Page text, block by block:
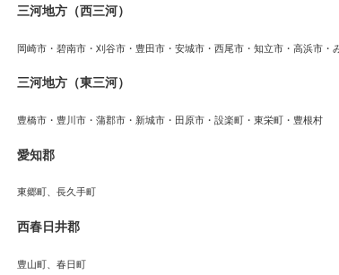
三河地方（西三河）
岡崎市・碧南市・刈谷市・豊田市・安城市・西尾市・知立市・高浜市・
三河地方（東三河）
豊橋市・豊川市・蒲郡市・新城市・田原市・設楽町・東栄町・豊根村
愛知郡
東郷町、長久手町
西春日井郡
豊山町、春日町